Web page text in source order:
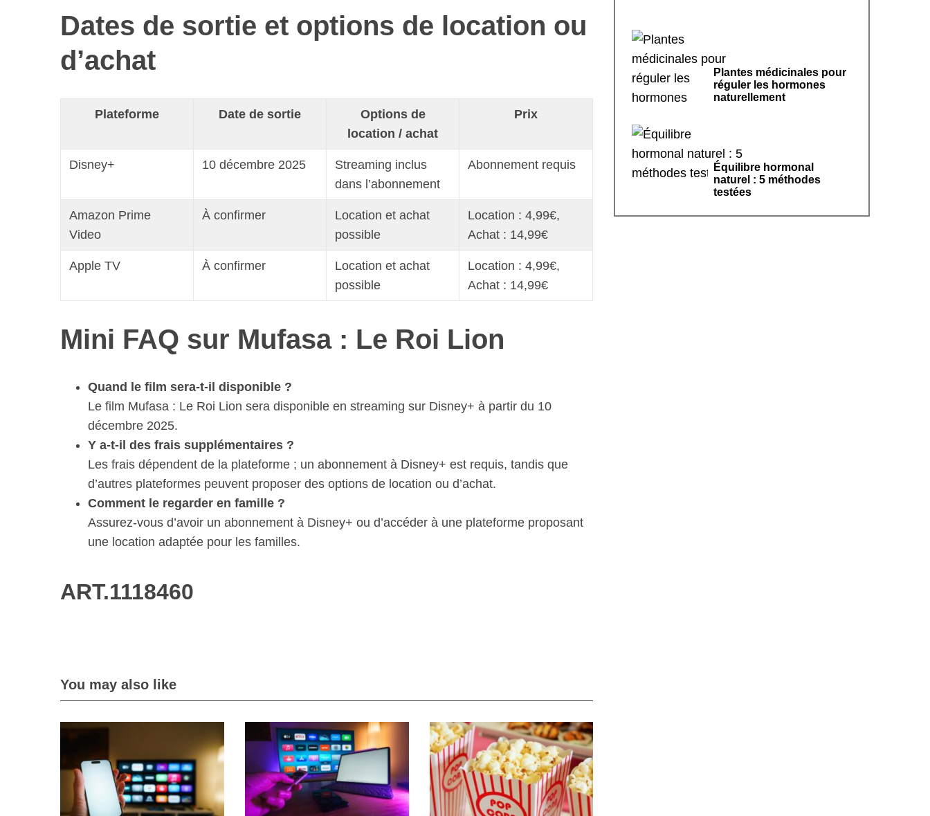
Dates de sortie et options de location ou
d’achat
Plateforme Date de sortie
Options de
location / achat
Prix
Disney+ 10 décembre 2025
Streaming inclus
dans l’abonnement
Abonnement requis
Amazon Prime
Video
À confirmer
Location et achat
possible
Location : 4,99€,
Achat : 14,99€
Apple TV À confirmer
Location et achat
possible
Location : 4,99€,
Achat : 14,99€
Mini FAQ sur Mufasa : Le Roi Lion
Quand le film sera-t-il disponible ?
Le film Mufasa : Le Roi Lion sera disponible en streaming sur Disney+ à partir du 10
décembre 2025.
Y a-t-il des frais supplémentaires ?
Les frais dépendent de la plateforme ; un abonnement à Disney+ est requis, tandis que
d’autres plateformes peuvent proposer des options de location ou d’achat.
Comment le regarder en famille ?
Assurez-vous d’avoir un abonnement à Disney+ ou d’accéder à une plateforme proposant
une location adaptée pour les familles.
ART.1118460
You may also like
Plantes médicinales pour
réguler les hormones
naturellement
Équilibre hormonal
naturel : 5 méthodes
testées